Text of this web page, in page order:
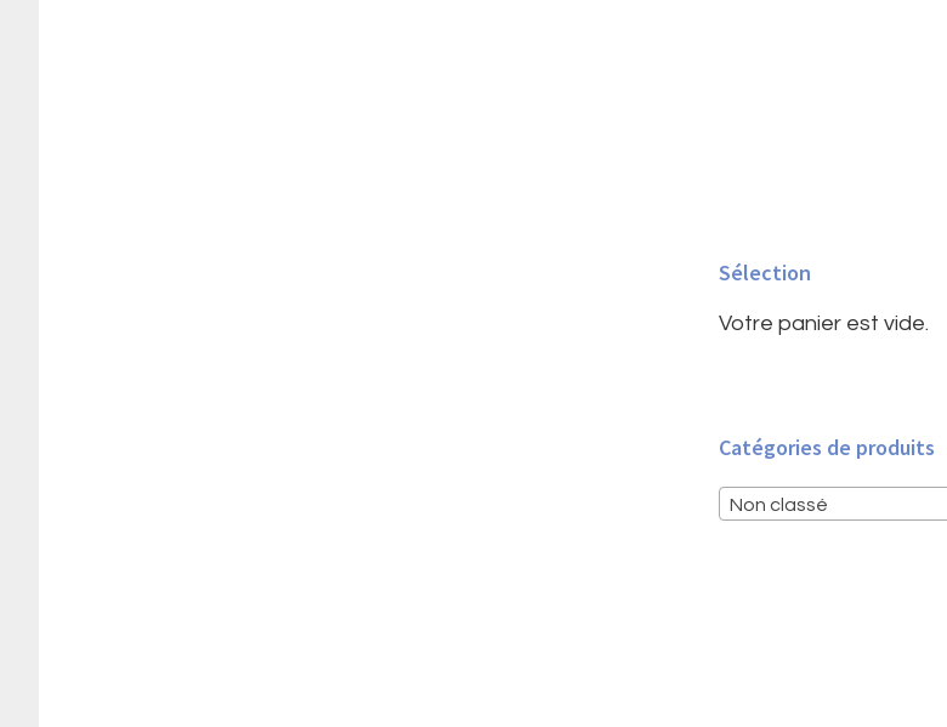
principale
Sélection
Votre panier est vide.
Catégories de produits
Non classé